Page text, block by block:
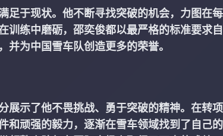
足于现状。他不断寻找突破的机会，力图在
训练中磨砺，邵奕俊都以最严格的标准要求
为中国雪车队创造更多的荣誉。
展示了他不畏挑战、勇于突破的精神。在转
和顽强的毅力，逐渐在雪车领域找到了自己